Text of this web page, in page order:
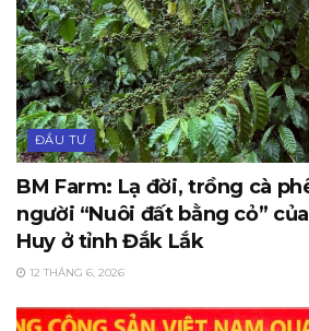
ĐẦU TƯ
BM Farm: Lạ đời, trồng cà
người “Nuôi đất bằng cỏ”
Huy ở tỉnh Đắk Lắk
12 THÁNG 6, 2026